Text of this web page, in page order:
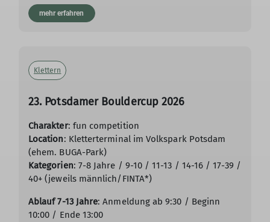
mehr erfahren
Klettern
23. Potsdamer Bouldercup 2026
Charakter: fun competition
Location: Kletterterminal im Volkspark Potsdam
(ehem. BUGA-Park)
Kategorien: 7-8 Jahre / 9-10 / 11-13 / 14-16 / 17-39 /
40+ (jeweils männlich/FINTA*)
Ablauf 7-13 Jahre: Anmeldung ab 9:30 / Beginn
10:00 / Ende 13:00